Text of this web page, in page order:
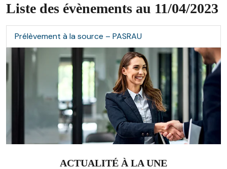
Liste des évènements au 11/04/2023
Prélèvement à la source – PASRAU
ACTUALITÉ À LA UNE